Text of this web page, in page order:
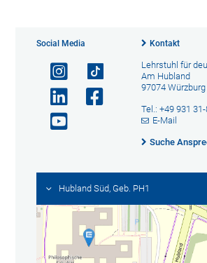
Social Media Kontakt
Lehrstuhl für
Am Hubland
97074 Würzburg
Tel.: +49 931
E-Mail
Suche
Hubland Süd, Geb. PH1